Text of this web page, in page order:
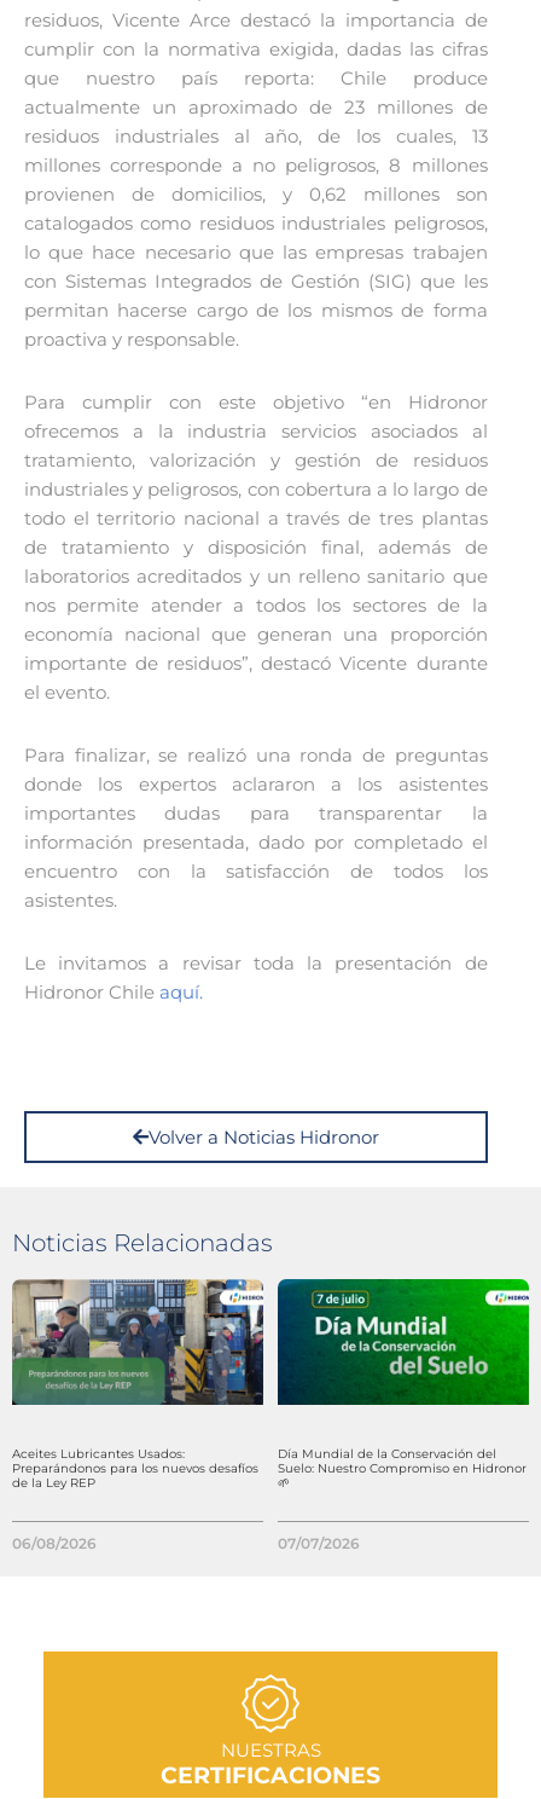
residuos, Vicente Arce destacó la importancia de
cumplir con la normativa exigida, dadas las cifras
que nuestro país reporta: Chile produce
actualmente un aproximado de 23 millones de
residuos industriales al año, de los cuales, 13
millones corresponde a no peligrosos, 8 millones
provienen de domicilios, y 0,62 millones son
catalogados como residuos industriales peligrosos,
lo que hace necesario que las empresas trabajen
con Sistemas Integrados de Gestión (SIG) que les
permitan hacerse cargo de los mismos de forma
proactiva y responsable.
Para cumplir con este objetivo “en Hidronor
ofrecemos a la industria servicios asociados al
tratamiento, valorización y gestión de residuos
industriales y peligrosos, con cobertura a lo largo de
todo el territorio nacional a través de tres plantas
de tratamiento y disposición final, además de
laboratorios acreditados y un relleno sanitario que
nos permite atender a todos los sectores de la
economía nacional que generan una proporción
importante de residuos”, destacó Vicente durante
el evento.
Para finalizar, se realizó una ronda de preguntas
donde los expertos aclararon a los asistentes
importantes dudas para transparentar la
información presentada, dado por completado el
encuentro con la satisfacción de todos los
asistentes.
Le invitamos a revisar toda la presentación de
Hidronor Chile aquí.
Volver a Noticias Hidronor
Noticias Relacionadas
Aceites Lubricantes Usados:
Preparándonos para los nuevos desafíos
de la Ley REP
06/08/2026
Día Mundial de la Conservación del
Suelo: Nuestro Compromiso en Hidronor
🌱
07/07/2026
NUESTRAS
CERTIFICACIONES
IR A SECCIÓN